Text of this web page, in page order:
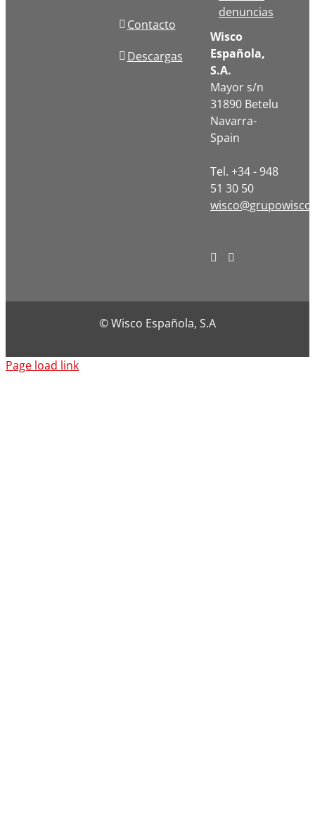
Contacto
Descargas
denuncias
Wisco
Española,
S.A.
Mayor s/n
31890 Betelu
Navarra-
Spain
Tel. +34 - 948
51 30 50
© Wisco Española, S.A
Page load link